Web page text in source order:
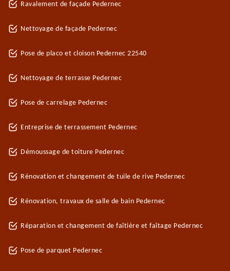
Ravalement de façade Pedernec
Nettoyage de façade Pedernec
Pose de placo et cloison Pedernec 22540
Nettoyage de terrasse Pedernec
Pose de carrelage Pedernec
Entreprise de terrassement Pedernec
Démoussage de toiture Pedernec
Rénovation et changement de tuile de rive Pedernec
Rénovation, travaux de salle de bain Pedernec
Réparation et changement de faîtière et faîtage Pedernec
Pose de parquet Pedernec